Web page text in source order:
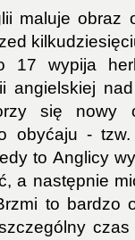
maluje obraz
wypija
angielskiej
się nowy
obyćaju -
to Anglicy
a następnie
to bardzo